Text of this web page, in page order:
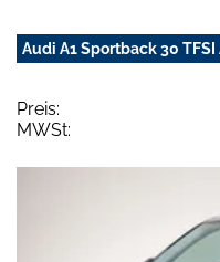
Audi A1 Sportback 30
Preis:
MWSt: